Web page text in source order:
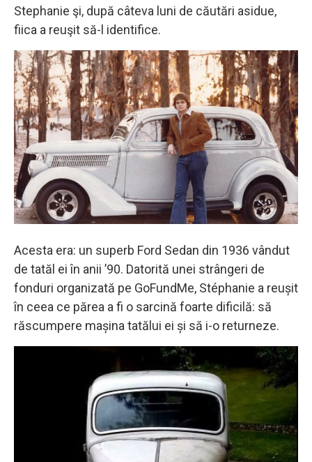
Stephanie şi, după câteva luni de căutări asidue,
fiica a reuşit să-l identifice.
Acesta era: un superb Ford Sedan din 1936 vândut
de tatăl ei în anii ’90. Datorită unei strângeri de
fonduri organizată pe GoFundMe, Stéphanie a reușit
în ceea ce părea a fi o sarcină foarte dificilă: să
răscumpere mașina tatălui ei și să i-o returneze.